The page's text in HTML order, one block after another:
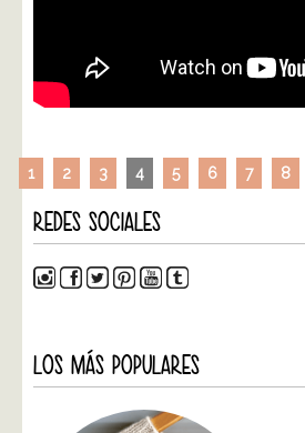
1 2 3 4 5 6 7 8
REDES SOCIALES
LOS MÁS POPULARES